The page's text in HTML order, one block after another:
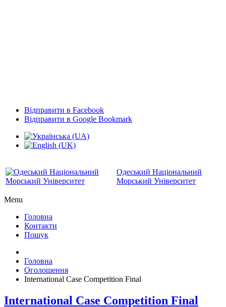
Відправити в Facebook
Відправити в Google Bookmark
Одеський Національний
Морський Університет
Menu
Головна
Контакти
Пошук
Головна
Оголошення
International Case Competition Final
International Case Competition Final